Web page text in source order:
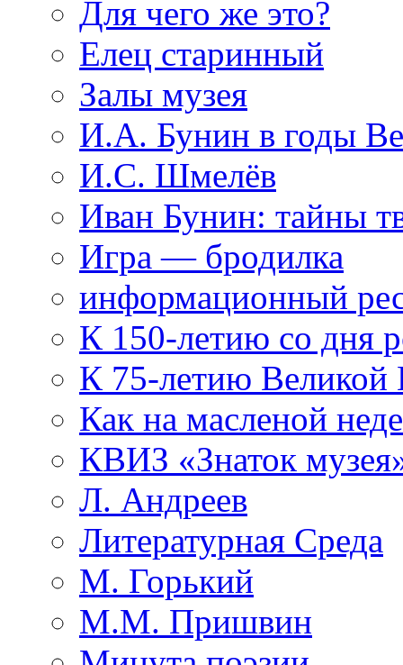
Для чего же это?
Елец старинный
Залы музея
И.А. Бунин в годы
И.С. Шмелёв
Иван Бунин: тайны
Игра — бродилка
информационный
К 150-летию со дня
К 75-летию Великой
Как на масленой
КВИЗ «Знаток
Л. Андреев
Литературная Среда
М. Горький
М.М. Пришвин